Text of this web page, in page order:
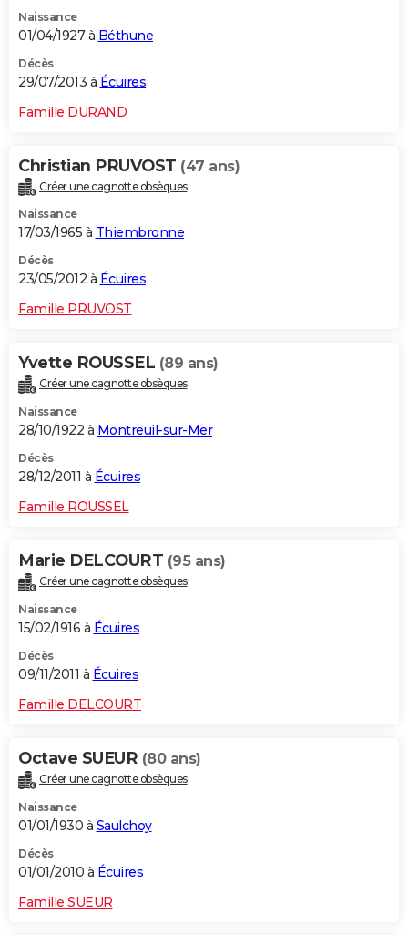
Naissance
01/04/1927 à Béthune
Décès
29/07/2013 à Écuires
Famille DURAND
Christian PRUVOST (47 ans)
Créer une cagnotte obsèques
Naissance
17/03/1965 à Thiembronne
Décès
23/05/2012 à Écuires
Famille PRUVOST
Yvette ROUSSEL (89 ans)
Créer une cagnotte obsèques
Naissance
28/10/1922 à Montreuil-sur-Mer
Décès
28/12/2011 à Écuires
Famille ROUSSEL
Marie DELCOURT (95 ans)
Créer une cagnotte obsèques
Naissance
15/02/1916 à Écuires
Décès
09/11/2011 à Écuires
Famille DELCOURT
Octave SUEUR (80 ans)
Créer une cagnotte obsèques
Naissance
01/01/1930 à Saulchoy
Décès
01/01/2010 à Écuires
Famille SUEUR